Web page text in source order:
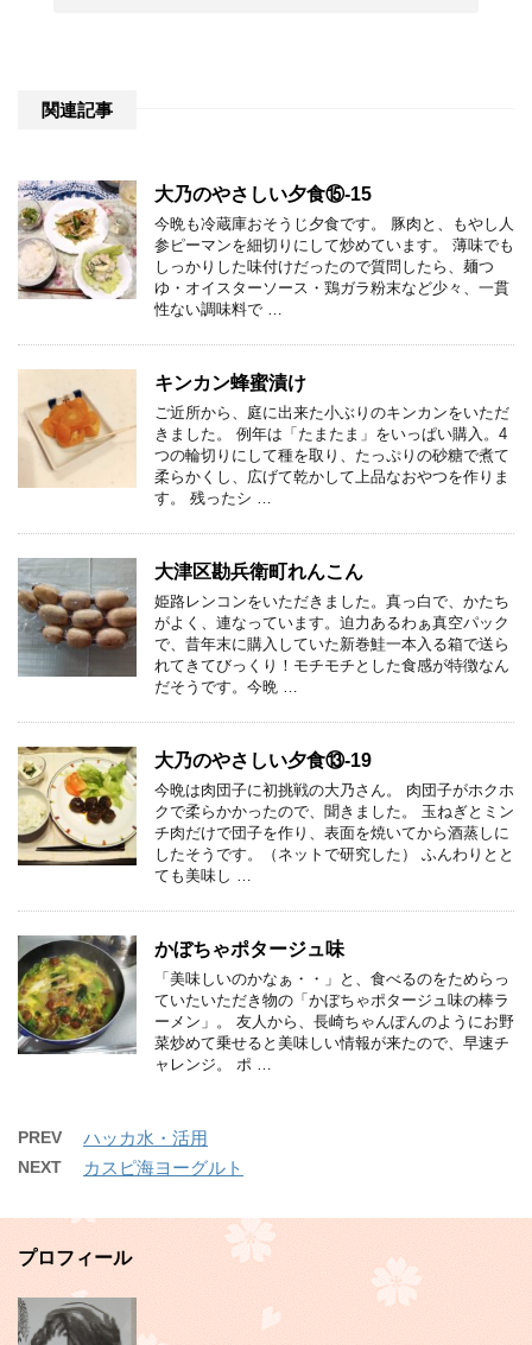
関連記事
大乃のやさしい夕食⑮-15
今晩も冷蔵庫おそうじ夕食です。 豚肉と、もやし人
参ピーマンを細切りにして炒めています。 薄味でも
しっかりした味付けだったので質問したら、麺つ
ゆ・オイスターソース・鶏ガラ粉末など少々、一貫
性ない調味料で …
キンカン蜂蜜漬け
ご近所から、庭に出来た小ぶりのキンカンをいただ
きました。 例年は「たまたま」をいっぱい購入。4
つの輪切りにして種を取り、たっぷりの砂糖で煮て
柔らかくし、広げて乾かして上品なおやつを作りま
す。 残ったシ …
大津区勘兵衛町れんこん
姫路レンコンをいただきました。真っ白で、かたち
がよく、連なっています。迫力あるわぁ真空パック
で、昔年末に購入していた新巻鮭一本入る箱で送ら
れてきてびっくり！モチモチとした食感が特徴なん
だそうです。今晩 …
大乃のやさしい夕食⑬-19
今晩は肉団子に初挑戦の大乃さん。 肉団子がホクホ
クで柔らかかったので、聞きました。 玉ねぎとミン
チ肉だけで団子を作り、表面を焼いてから酒蒸しに
したそうです。（ネットで研究した） ふんわりとと
ても美味し …
かぼちゃポタージュ味
「美味しいのかなぁ・・」と、食べるのをためらっ
ていたいただき物の「かぼちゃポタージュ味の棒ラ
ーメン」。 友人から、長崎ちゃんぽんのようにお野
菜炒めて乗せると美味しい情報が来たので、早速チ
ャレンジ。 ポ …
PREV ハッカ水・活用
NEXT カスピ海ヨーグルト
プロフィール